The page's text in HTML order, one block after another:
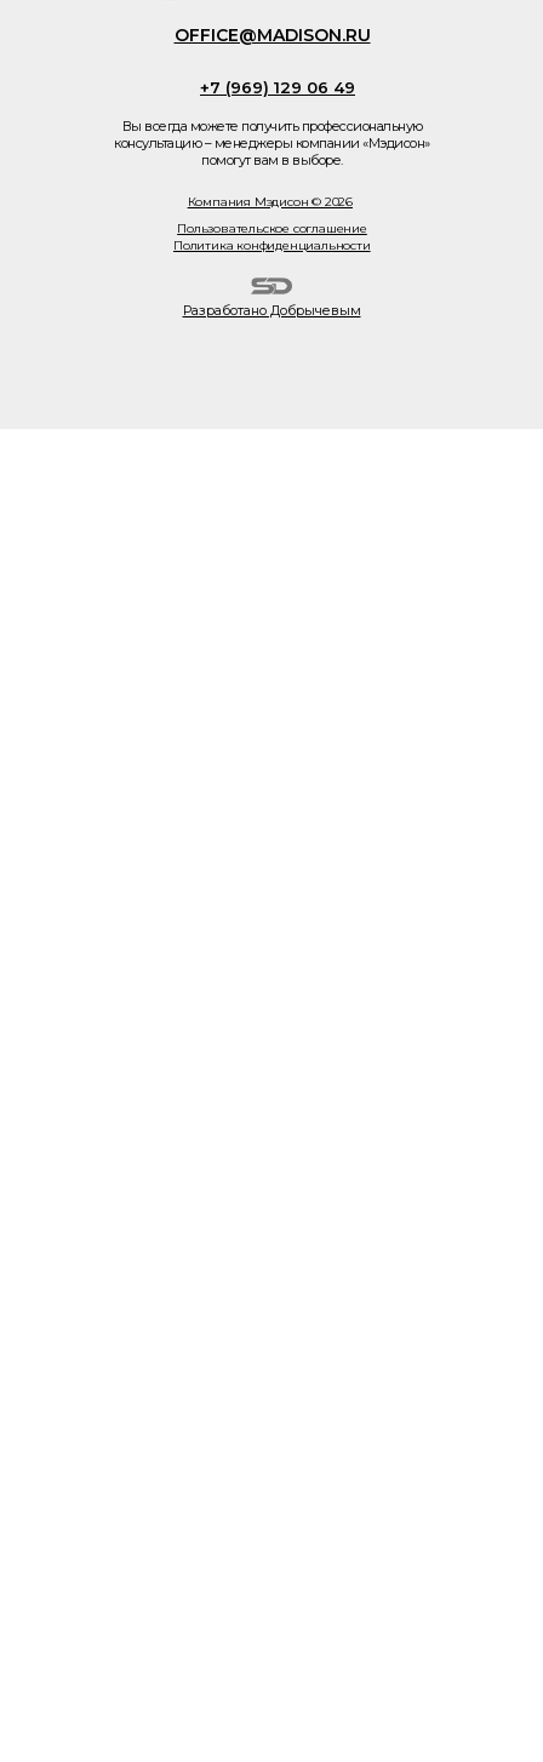
+7 (969) 129 06 49
Вы всегда можете получить профессиональную
консультацию – менеджеры компании «Мэдисон»
помогут вам в выборе.
OFFICE@MADISON.RU
Пользовательское соглашение
Политика конфиденциальности
Компания Мэдисон © 2026
Разработано Добрычевым